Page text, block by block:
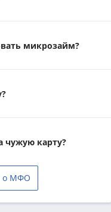
микрозайм?
чужую карту?
о МФО